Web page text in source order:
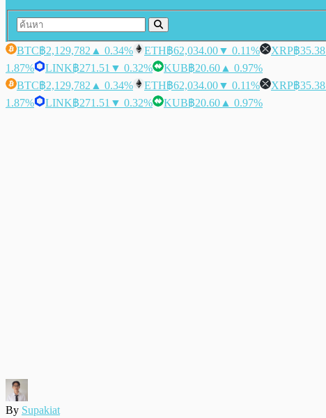
BTC฿2,129,782 ▲ 0.34% ETH฿62,034.00▼ 0.11% XRP฿35.38
1.87%
LINK฿271.51 ▼ 0.32% KUB฿20.60 ▲ 0.97%
BTC฿2,129,782 ▲ 0.34% ETH฿62,034.00▼ 0.11% XRP฿35.38
1.87%
LINK฿271.51 ▼ 0.32% KUB฿20.60 ▲ 0.97%
By Supakiat